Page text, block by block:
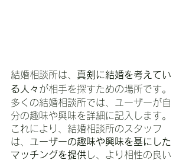
結婚相談所は、
真剣に結婚を考えてい
る人々 が相手を探すための場所です。
多くの結婚相談所では、ユーザーが自
分の趣味や興味を詳細に記入します。
これにより、結婚相談所のスタッフ
は、
ユーザーの趣味や興味を基にした
マッチングを提供し、より相性の良い